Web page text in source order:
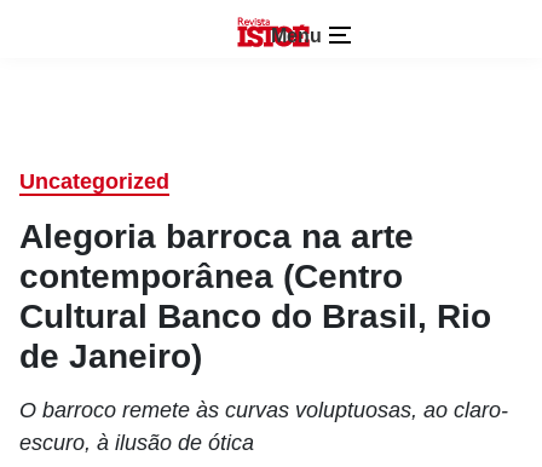
Menu
Uncategorized
Alegoria barroca na arte
contemporânea (Centro
Cultural Banco do Brasil, Rio
de Janeiro)
O barroco remete às curvas voluptuosas, ao claro-
escuro, à ilusão de ótica